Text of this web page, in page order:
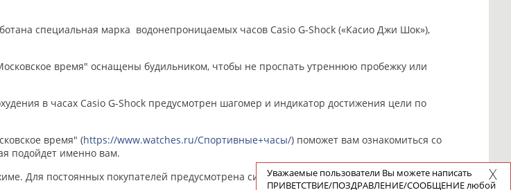
специальная марка водонепроницаемых часов Casio G-Shock («Касио Джи Шок»),
время" оснащены будильником, чтобы не проспать утреннюю пробежку или
в часах Casio G-Shock предусмотрен шагомер и индикатор достижения цели по
время" (https://www.watches.ru/Спортивные+часы/) поможет вам ознакомиться со
подойдет именно вам.
Для постоянных покупателей предусмотрена система специальных скидок. Гарантия на
Уважаемые пользователи Вы можете написать
ПРИВЕТСТВИЕ/ПОЗДРАВЛЕНИЕ/СООБЩЕНИЕ любой